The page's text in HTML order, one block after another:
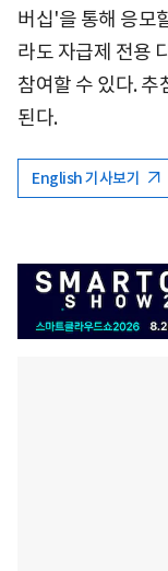
버십'을 통해 응모
라도 자급제 전용
참여할 수 있다.
된다.
English 기사보기